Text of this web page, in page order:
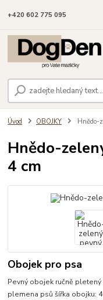
+420 602 775 095
Úvod OBOJKY Hnědo-
Hnědo-
4 cm
Obojek pro psa
Pevný obojek ručně
plemena psů šířka obojku: